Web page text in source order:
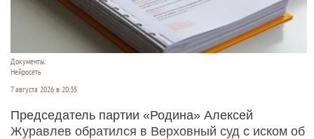
Документы.
Нейросеть
7 августа 2026 в 20:35
Председатель партии «Родина» Алексей
Журавлев обратился в Верховный суд с иском об